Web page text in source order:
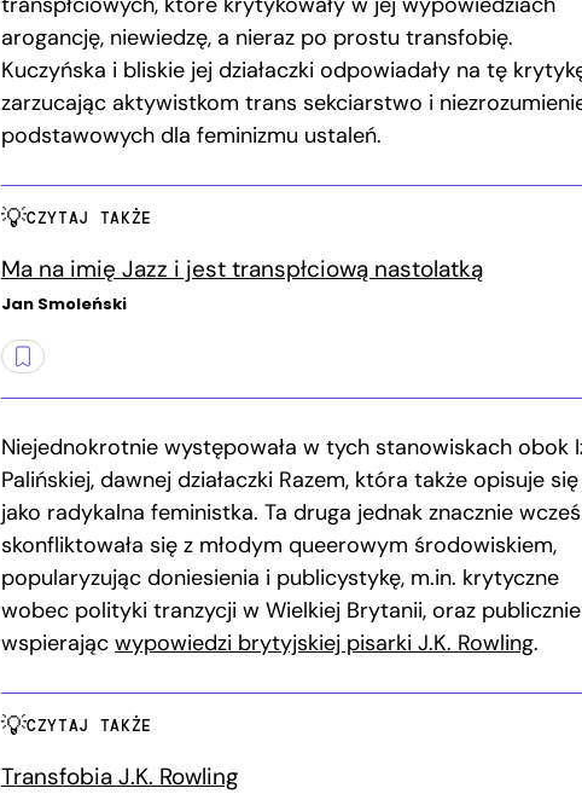
arogancję, niewiedzę, a nieraz po prostu transfobię.
Kuczyńska i bliskie jej działaczki odpowiadały na tę
zarzucając aktywistkom trans sekciarstwo i
podstawowych dla feminizmu ustaleń.
CZYTAJ TAKŻE
Ma na imię Jazz i jest transpłciową nastolatką
Jan Smoleński
Niejednokrotnie występowała w tych stanowiskach obok
Palińskiej, dawnej działaczki Razem, która także opisuje się
jako radykalna feministka. Ta druga jednak znacznie
skonfliktowała się z młodym queerowym środowiskiem,
popularyzując doniesienia i publicystykę, m.in. krytyczne
wobec polityki tranzycji w Wielkiej Brytanii, oraz publicznie
wspierając wypowiedzi brytyjskiej pisarki J.K. Rowling.
CZYTAJ TAKŻE
Transfobia J.K. Rowling